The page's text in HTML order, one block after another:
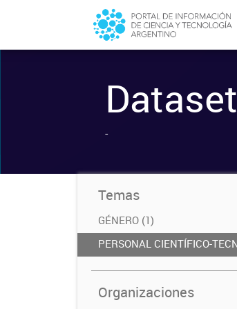
-
Temas
GÉNERO (1)
PERSONAL CIENTÍFICO-
Organizaciones